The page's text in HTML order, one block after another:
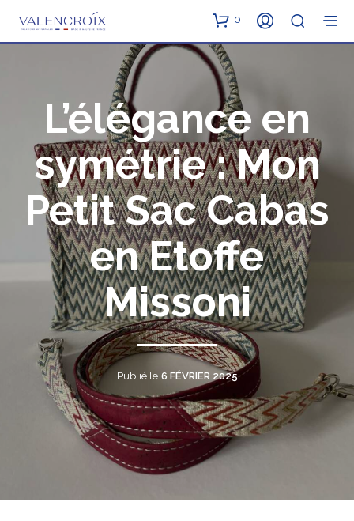
0
L’élégance en
symétrie : Mon
Petit Sac Cabas
en Etoffe
Missoni
Publié le 6 FÉVRIER 2025